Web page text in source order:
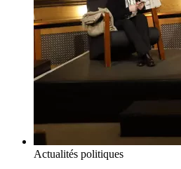
Actualités politiques